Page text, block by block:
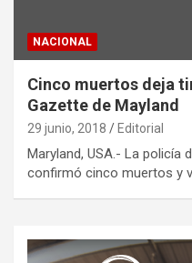
NACIONAL
Cinco muertos deja
Gazette de Mayland
29 junio, 2018 Editorial
Maryland, USA.- La policía
confirmó cinco muertos y